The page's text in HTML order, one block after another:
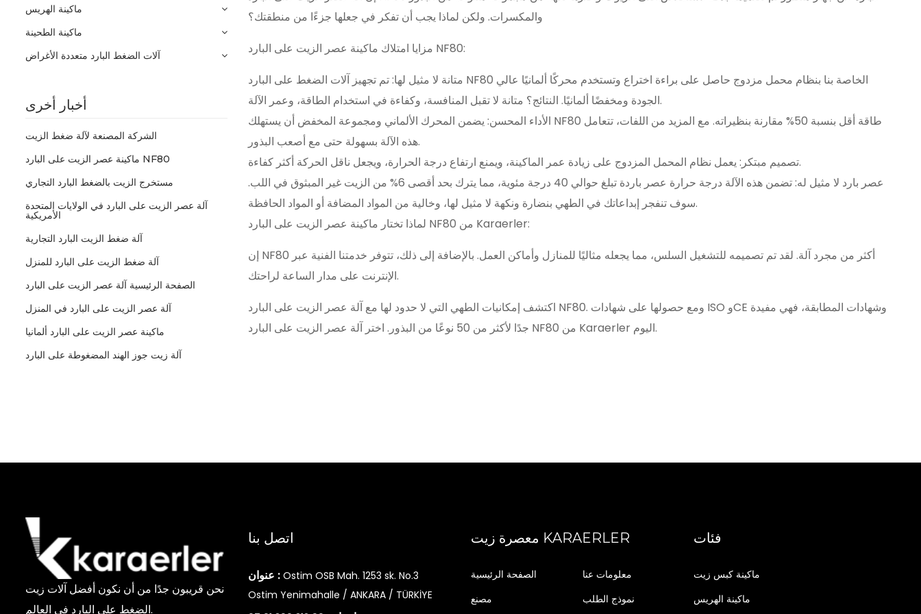
ماكينة الهريس
ماكينة الطحينة
آلات الضغط البارد متعددة الأغراض
أخبار أخرى
الشركة المصنعة لآلة ضغط الزيت
ماكينة عصر الزيت على البارد NF80
مستخرج الزيت بالضغط البارد التجاري
آلة عصر الزيت على البارد في الولايات المتحدة
الأمريكية
آلة ضغط الزيت البارد التجارية
آلة ضغط الزيت على البارد للمنزل
الصفحة الرئيسية آلة عصر الزيت على البارد
آلة عصر الزيت على البارد في المنزل
ماكينة عصر الزيت على البارد ألمانيا
آلة زيت جوز الهند المضغوطة على البارد
والمكسرات. ولكن لماذا يجب أن تفكر في جعلها جزءًا من منطقتك؟
مزايا امتلاك ماكينة عصر الزيت على البارد NF80:
متانة لا مثيل لها: تم تجهيز آلات الضغط على البارد NF80 الخاصة بنا بنظام محمل مزدوج حاصل على براءة اختراع وتستخدم محركًا ألمانيًا عالي
الجودة ومخفضًا ألمانيًا. النتائج؟ متانة لا تقبل المنافسة، وكفاءة في استخدام الطاقة، وعمر الآلة.
الأداء المحسن: يضمن المحرك الألماني ومجموعة المخفض أن يستهلك NF80 طاقة أقل بنسبة 50% مقارنة بنظيراته. مع المزيد من اللفات، تتعامل
هذه الآلة بسهولة حتى مع أصعب البذور.
تصميم مبتكر: يعمل نظام المحمل المزدوج على زيادة عمر الماكينة، ويمنع ارتفاع درجة الحرارة، ويجعل ناقل الحركة أكثر كفاءة.
عصر بارد لا مثيل له: تضمن هذه الآلة درجة حرارة عصر باردة تبلغ حوالي 40 درجة مئوية، مما يترك بحد أقصى 6% من الزيت غير المبثوق في اللب.
سوف تنفجر إبداعاتك في الطهي بنضارة ونكهة لا مثيل لها، وخالية من المواد المضافة أو المواد الحافظة.
لماذا تختار ماكينة عصر الزيت على البارد NF80 من Karaerler:
إن NF80 أكثر من مجرد آلة. لقد تم تصميمه للتشغيل السلس، مما يجعله مثاليًا للمنازل وأماكن العمل. بالإضافة إلى ذلك، تتوفر خدمتنا الفنية عبر
الإنترنت على مدار الساعة لراحتك.
اكتشف إمكانيات الطهي التي لا حدود لها مع آلة عصر الزيت على البارد NF80. ومع حصولها على شهادات ISO وCE وشهادات المطابقة، فهي مفيدة
جدًا لأكثر من 50 نوعًا من البذور. اختر آلة عصر الزيت على البارد NF80 من Karaerler اليوم.
نحن قريبون جدًا من أن نكون أفضل آلات زيت
الضغط على البارد في العالم.
اتصل بنا
عنوان : Ostim OSB Mah. 1253 sk. No.3
Ostim Yenimahalle / ANKARA / TÜRKİYE
معصرة زيت KARAERLER
الصفحة الرئيسية
معلومات عنا
مصنع
نموذج الطلب
فئات
ماكينة كبس زيت
ماكينة الهريس